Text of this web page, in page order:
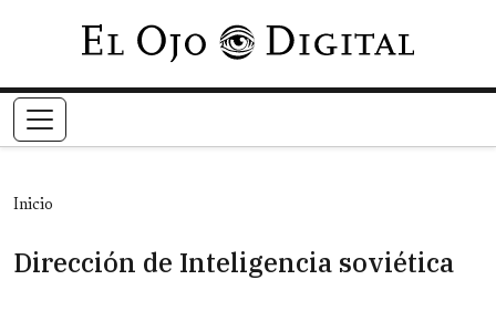
Pasar al contenido principal
Inicio
Dirección de Inteligencia soviética